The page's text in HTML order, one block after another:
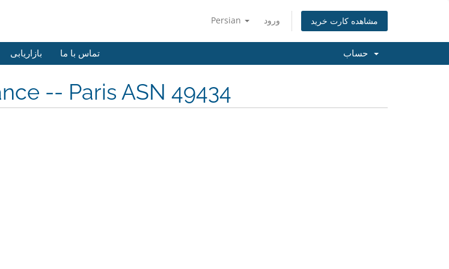
Persian ورود مشاهده کارت خرید
بازاریابی تماس با ما
-- Paris ASN 49434